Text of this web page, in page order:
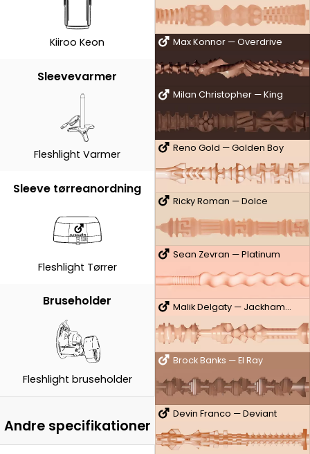
Max Konnor — Overdrive
Milan Christopher — King
Reno Gold — Golden Boy
Ricky Roman — Dolce
Sean Zevran — Platinum
Malik Delgaty — Jackhammer
Brock Banks — El Ray
Devin Franco — Deviant
Kiiroo Keon
Sleevevarmer
Fleshlight Varmer
Sleeve tørreanordning
Fleshlight Tørrer
Bruseholder
Fleshlight bruseholder
Andre specifikationer